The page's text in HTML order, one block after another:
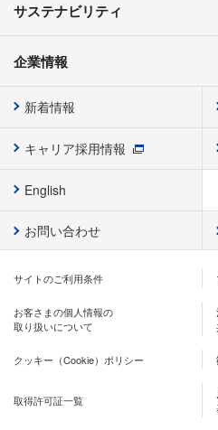
サステナビリティ
企業情報
新着情報
キャリア採用情報
English
お問い合わせ
サイトのご利用条件
お客さまの個人情報の
取り扱いについて
クッキー（Cookie）ポリシー
取得許可証一覧